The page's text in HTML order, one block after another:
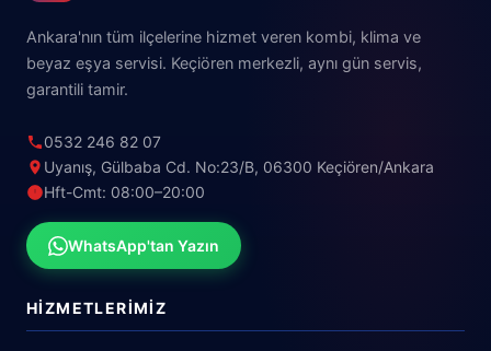
Ankara'nın tüm ilçelerine hizmet veren kombi, klima ve
beyaz eşya servisi. Keçiören merkezli, aynı gün servis,
garantili tamir.
0532 246 82 07
Uyanış, Gülbaba Cd. No:23/B, 06300 Keçiören/Ankara
Hft-Cmt: 08:00–20:00
WhatsApp'tan Yazın
HIZMETLERIMIZ